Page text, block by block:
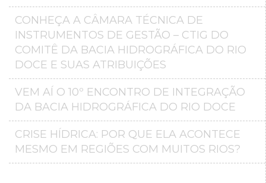
CONHEÇA A CÂMARA TÉCNICA DE
INSTRUMENTOS DE GESTÃO – CTIG DO
COMITÊ DA BACIA HIDROGRÁFICA DO RIO
DOCE E SUAS ATRIBUIÇÕES
VEM AÍ O 10º ENCONTRO DE INTEGRAÇÃO
DA BACIA HIDROGRÁFICA DO RIO DOCE
CRISE HÍDRICA: POR QUE ELA ACONTECE
MESMO EM REGIÕES COM MUITOS RIOS?